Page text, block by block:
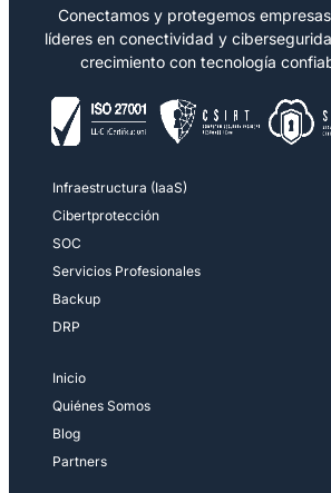
Conectamos y protegemos
líderes en conectividad y
crecimiento con tecnología
Infraestructura (IaaS)
Cibertprotección
SOC
Servicios Profesionales
Backup
DRP
Inicio
Quiénes Somos
Blog
Partners